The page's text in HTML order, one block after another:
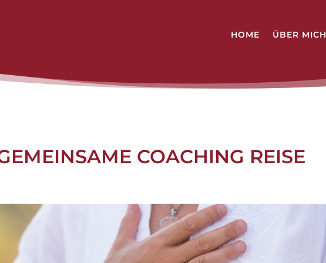
HOME ÜBER MICH
COACHING REISE